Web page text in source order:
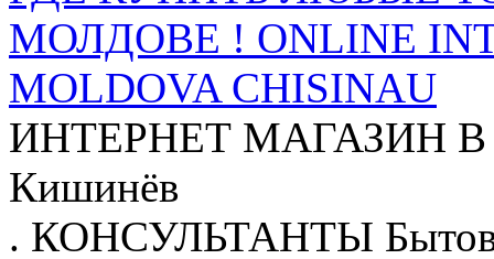
МОЛДОВЕ ! ONLINE
MOLDOVA CHISINAU
ИНТЕРНЕТ МАГАЗИН
Кишинёв
. КОНСУЛЬТАНТЫ